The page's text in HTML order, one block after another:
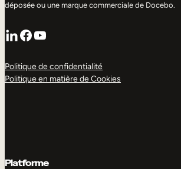
déposée ou une marque commerciale de Docebo.
LinkedIn
Facebook
YouTube
Politique de confidentialité
Politique en matière de Cookies
Platforme